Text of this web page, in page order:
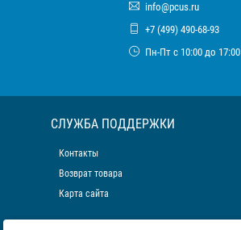
info@pcus.ru
+7 (499) 490-68-93
Пн-Пт с 10:00 до 17:00
СЛУЖБА ПОДДЕРЖКИ
Контакты
Возврат товара
Карта сайта